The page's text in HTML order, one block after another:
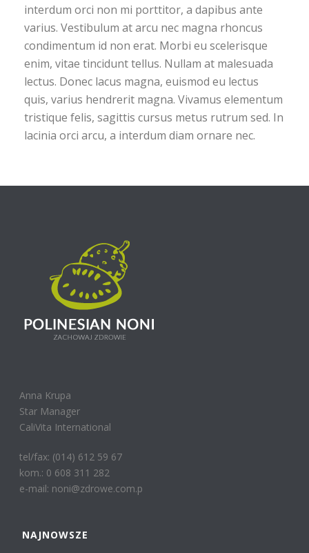
interdum orci non mi porttitor, a dapibus ante
varius. Vestibulum at arcu nec magna rhoncus
condimentum id non erat. Morbi eu scelerisque
enim, vitae tincidunt tellus. Nullam at malesuada
lectus. Donec lacus magna, euismod eu lectus
quis, varius hendrerit magna. Vivamus elementum
tristique felis, sagittis cursus metus rutrum sed. In
lacinia orci arcu, a interdum diam ornare nec.
Anna Krupa
Star Manager
CaliVita International
tel/fax: (014) 612 59 67
kom.: 0 608 311 282
e-mail: noni@zdrowe.com.p
NAJNOWSZE